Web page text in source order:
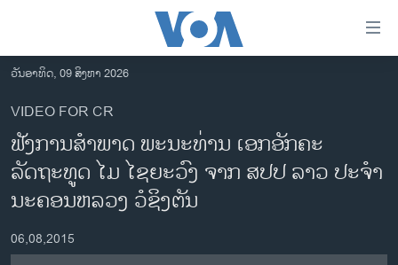
ເຂົ້າ
ຫາ
ຂ້າມ
ຂ້າມ
ຂ້າມ
ໄປ
ຫາ
ຊອກ
ຄົ້ນ
ອາເມຣິກາ
ການເລືອກຕັ້ງ ປະທານາທີບໍດີ ສະຫະລັດ 2024
ໂລກ
ວັນອາທິດ, 09 ສິງຫາ 2026
VIDEO FOR CR
ຟັງການສຳພາດ ພະນະທ່ານ ເອກອັກຄະ
ລັດຖະທູດ ໄມ ໄຊຍະວົງ ຈາກ ສປປ ລາວ ປະຈຳ
ນະຄອນຫລວງ ວໍຊິງຕັນ
06,08,2015